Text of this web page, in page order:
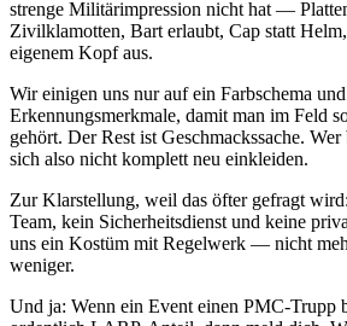
strenge Militärimpression nicht hat —
Zivilklamotten, Bart erlaubt, Cap statt
eigenem Kopf aus.
Wir einigen uns nur auf ein Farbschema
Erkennungsmerkmale, damit man im Feld
gehört. Der Rest ist Geschmackssache.
sich also nicht komplett neu einkleiden.
Zur Klarstellung, weil das öfter gefragt
Team, kein Sicherheitsdienst und keine
uns ein Kostüm mit Regelwerk — nicht
weniger.
Und ja: Wenn ein Event einen PMC-Trupp